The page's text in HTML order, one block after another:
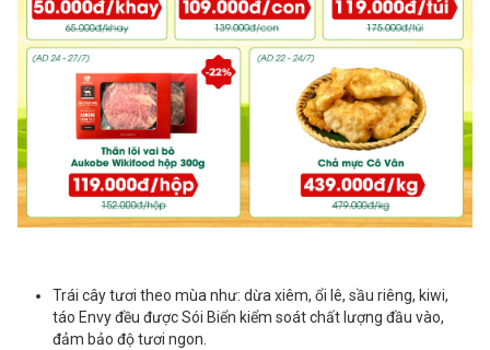
Trái cây tươi theo mùa như: dừa xiêm, ổi lê, sầu riêng, kiwi,
táo Envy đều được Sói Biển kiểm soát chất lượng đầu vào,
đảm bảo độ tươi ngon.